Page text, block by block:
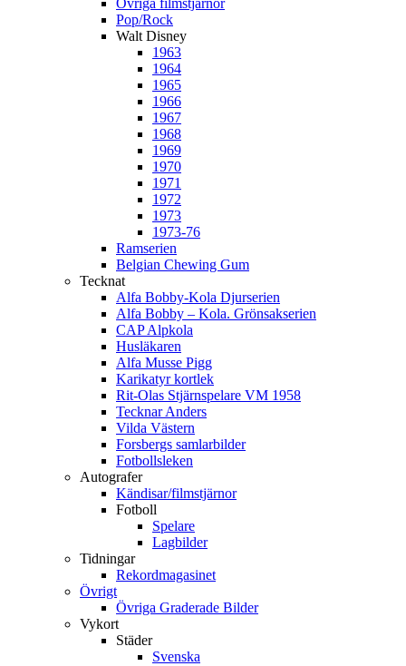
Pop/Rock
Walt Disney
1963
1964
1965
1966
1967
1968
1969
1970
1971
1972
1973
1973-76
Ramserien
Belgian Chewing Gum
Tecknat
Alfa Bobby-Kola Djurserien
Alfa Bobby – Kola. Grönsakserien
CAP Alpkola
Husläkaren
Alfa Musse Pigg
Karikatyr kortlek
Rit-Olas Stjärnspelare VM 1958
Tecknar Anders
Vilda Västern
Forsbergs samlarbilder
Fotbollsleken
Autografer
Kändisar/filmstjärnor
Fotboll
Spelare
Lagbilder
Tidningar
Rekordmagasinet
Övrigt
Övriga Graderade Bilder
Vykort
Städer
Svenska